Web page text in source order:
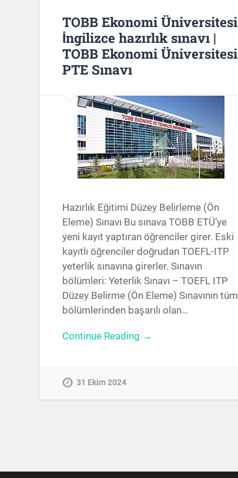
TOBB Ekonomi Üniversitesi
İngilizce hazırlık sınavı |
TOBB Ekonomi Üniversitesi
PTE Sınavı
Hazırlık Eğitimi Düzey Belirleme (Ön
Eleme) Sınavı Bu sınava TOBB ETÜ’ye
yeni kayıt yaptıran öğrenciler girer. Eski
kayıtlı öğrenciler doğrudan TOEFL-ITP
yeterlik sınavına girerler. Sınavın
bölümleri: Yeterlik Sınavı – TOEFL ITP
Düzey Belirme (Ön Eleme) Sınavının tüm
bölümlerinden başarılı olan…
Continue Reading →
31 Ekim 2024